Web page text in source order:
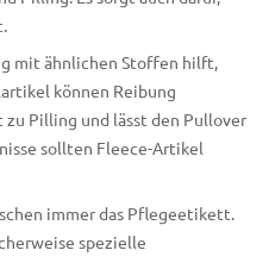
mit ähnlichen Stoffen hilft,
können Reibung
Pilling und lässt den Pullover
sollten Fleece-Artikel
immer das Pflegeetikett.
spezielle